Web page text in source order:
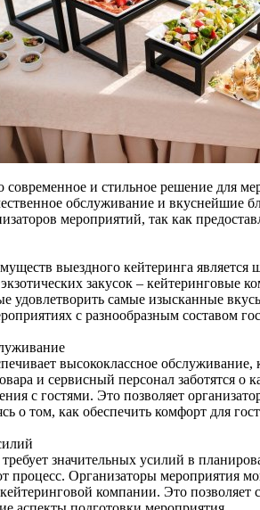
современное и стильное решение для
обслуживание и вкуснейшие
мероприятий, так как
выездного кейтеринга
закусок – кейтеринговые
удовлетворить самые изысканные
с разнообразным составом
высококлассное
и сервисный персонал заботятся о
с гостями. Это позволяет
о том, как обеспечить комфорт для
значительных усилий в
процесс. Организаторы мероприятия
компании. Это позволяет